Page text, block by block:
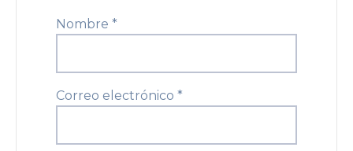
Nombre *
Correo electrónico *